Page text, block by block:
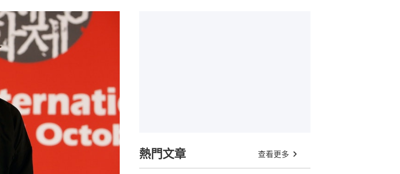
熱門文章 查看更多